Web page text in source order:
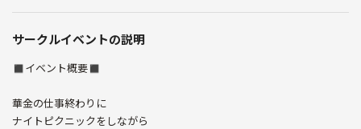
サークルイベントの説明
◼︎イベント概要◼︎
華金の仕事終わりに
ナイトピクニックをしながら